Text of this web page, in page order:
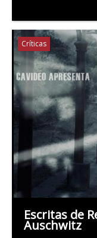
Críticas
Escritas de
Auschwitz